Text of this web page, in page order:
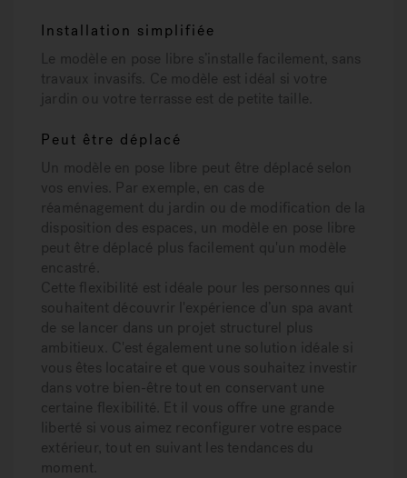
Installation simplifiée
Le modèle en pose libre s’installe facilement, sans
travaux invasifs. Ce modèle est idéal si votre
jardin ou votre terrasse est de petite taille.
Peut être déplacé
Un modèle en pose libre peut être déplacé selon
vos envies. Par exemple, en cas de
réaménagement du jardin ou de modification de la
disposition des espaces, un modèle en pose libre
peut être déplacé plus facilement qu'un modèle
encastré.
Cette flexibilité est idéale pour les personnes qui
souhaitent découvrir l'expérience d’un spa avant
de se lancer dans un projet structurel plus
ambitieux. C'est également une solution idéale si
vous êtes locataire et que vous souhaitez investir
dans votre bien-être tout en conservant une
certaine flexibilité. Et il vous offre une grande
liberté si vous aimez reconfigurer votre espace
extérieur, tout en suivant les tendances du
moment.